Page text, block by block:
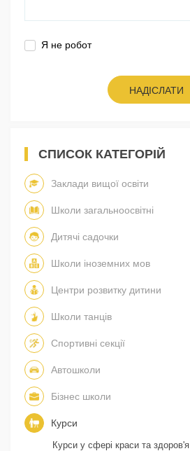
Я не робот
НАДІСЛАТИ
СПИСОК КАТЕГОРІЙ
Заклади вищої освіти
Школи загальноосвітні
Дитячі садочки
Школи іноземних мов
Центри розвитку дитини
Школи танців
Спортивні секції
Автошколи
Бізнес школи
Курси
Курси у сфері краси та здоров'я